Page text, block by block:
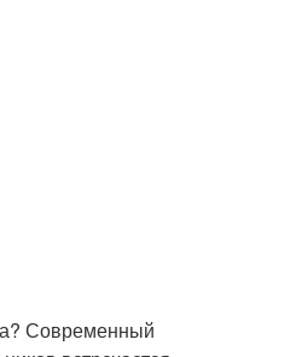
Современный